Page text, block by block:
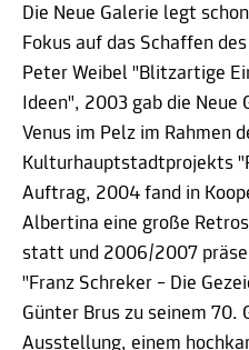
Die Neue Galerie legt
Fokus auf das Schaffen
Peter Weibel "Blitzartige
Ideen", 2003 gab die Neue
Venus im Pelz im Rahmen
Kulturhauptstadtprojekts
Auftrag, 2004 fand in
Albertina eine große
statt und 2006/2007
"Franz Schreker – Die
Günter Brus zu seinem
Ausstellung, einem